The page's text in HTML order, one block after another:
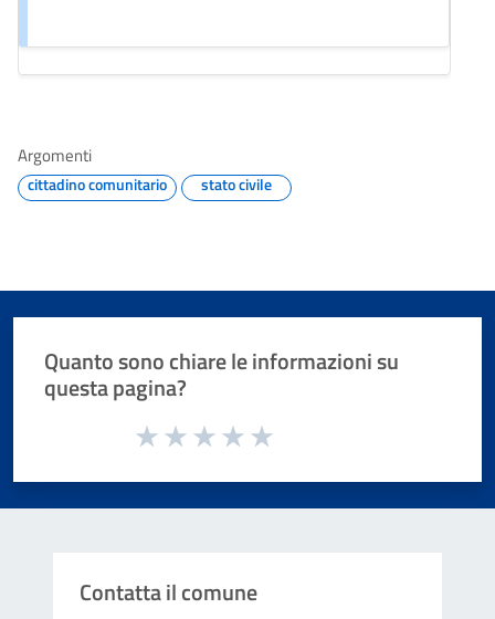
Argomenti
cittadino comunitario stato civile
Quanto sono chiare le informazioni su
questa pagina?
Valuta da 1 a 5 stelle la pagina
Contatta il comune